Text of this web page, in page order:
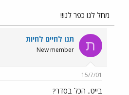
מחל לנו כפר לנו!!
ת תנו לחיים לחיות
New member
15/7/01
בייט.. הכל בסדר?